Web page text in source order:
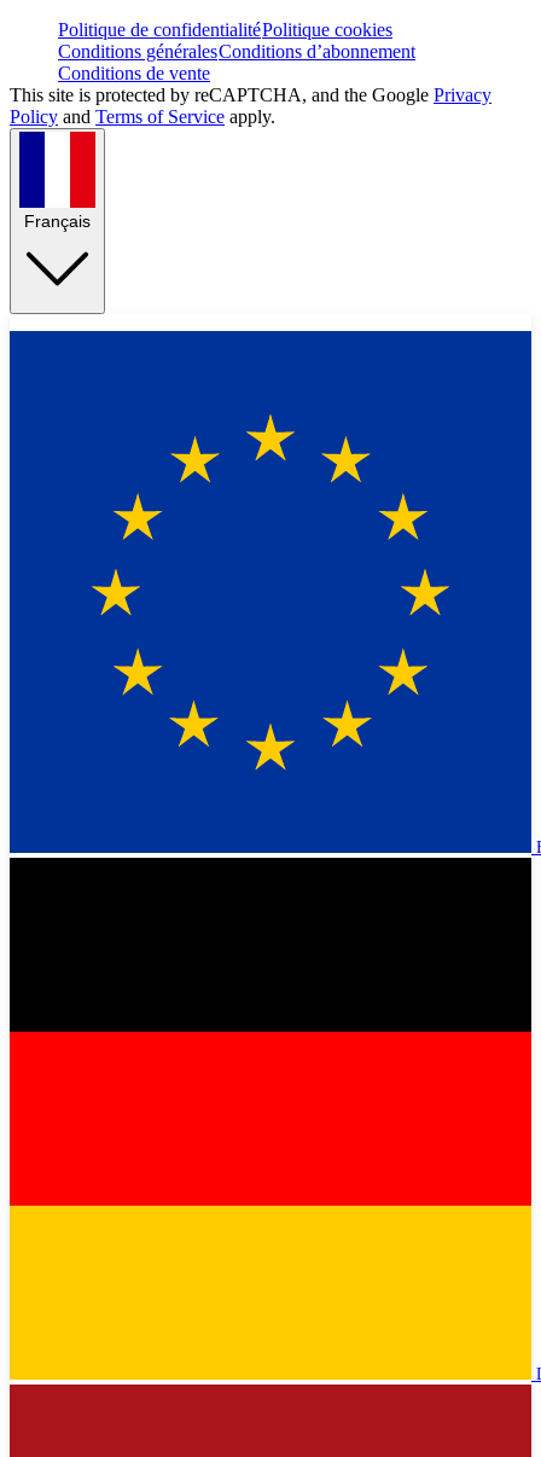
Politique de confidentialitéPolitique cookies
Conditions généralesConditions d’abonnement
Conditions de vente
This site is protected by reCAPTCHA, and the Google Privacy
Policy and Terms of Service apply.
Français